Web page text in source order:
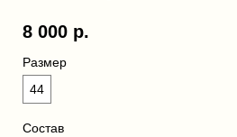
8 000 р.
Размер
44
Состав